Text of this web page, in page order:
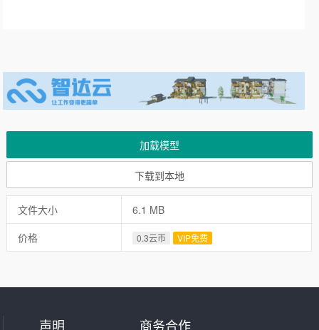
加载模型
下载到本地
文件大小
6.1 MB
价格
0.3云币 VIP免费
声明 商务合作